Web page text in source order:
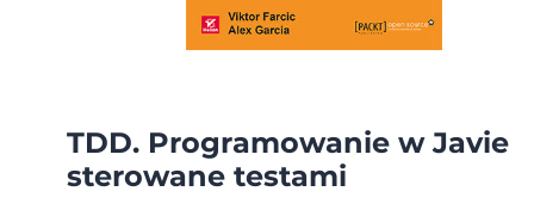
TDD. Programowanie w Javie
sterowane testami